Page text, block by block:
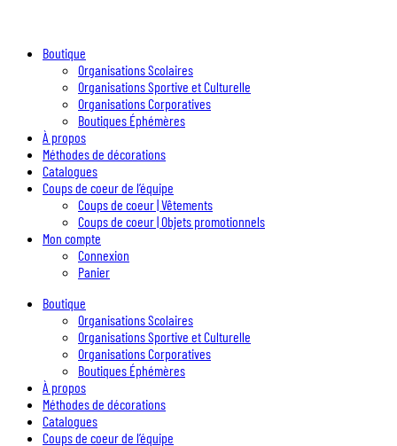
Boutique
Organisations Scolaires
Organisations Sportive et Culturelle
Organisations Corporatives
Boutiques Éphémères
À propos
Méthodes de décorations
Catalogues
Coups de coeur de l’équipe
Coups de coeur | Vêtements
Coups de coeur | Objets promotionnels
Mon compte
Connexion
Panier
Boutique
Organisations Scolaires
Organisations Sportive et Culturelle
Organisations Corporatives
Boutiques Éphémères
À propos
Méthodes de décorations
Catalogues
Coups de coeur de l’équipe